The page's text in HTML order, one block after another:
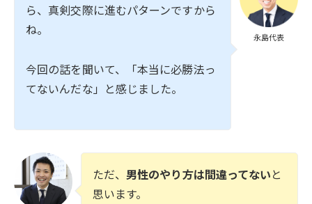
永島代表
ら、真剣交際に進むパターンですから
ね。
今回の話を聞いて、「本当に必勝法っ
てないんだな」と感じました。
ただ、 男性のやり方は間違ってないと
思います。